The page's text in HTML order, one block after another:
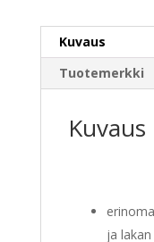
Kuvaus
Tuotemerkki
Kuvaus
ja